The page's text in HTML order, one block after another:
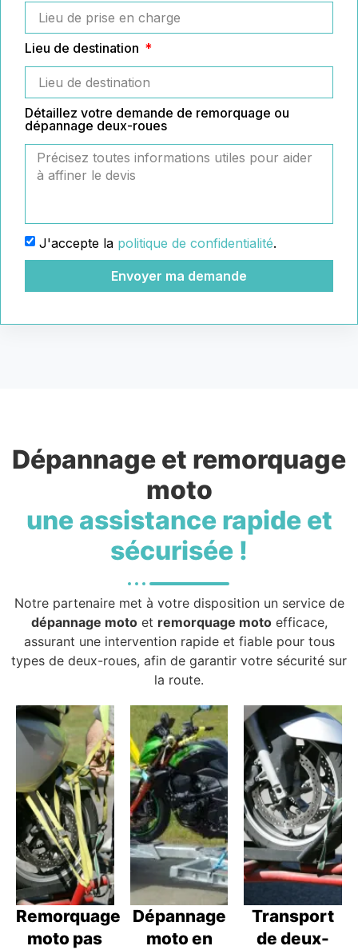
Lieu de destination
Détaillez votre demande de remorquage ou
dépannage deux-roues
J'accepte la politique de confidentialité.
Envoyer ma demande
Dépannage et remorquage
moto
une assistance rapide et
sécurisée !
Notre partenaire met à votre disposition un service de
dépannage motoet remorquage motoefficace,
assurant une intervention rapide et fiable pour tous
types de deux-roues, afin de garantir votre sécurité sur
la route.
Remorquage
moto pas
Dépannage
moto en
Transport
de deux-